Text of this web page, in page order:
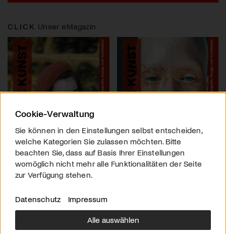
CLICK Unser eMagazin
Cookie-Verwaltung
Sie können in den Einstellungen selbst entscheiden,
welche Kategorien Sie zulassen möchten. Bitte
beachten Sie, dass auf Basis Ihrer Einstellungen
womöglich nicht mehr alle Funktionalitäten der Seite
zur Verfügung stehen.
Datenschutz Impressum
Alle auswählen